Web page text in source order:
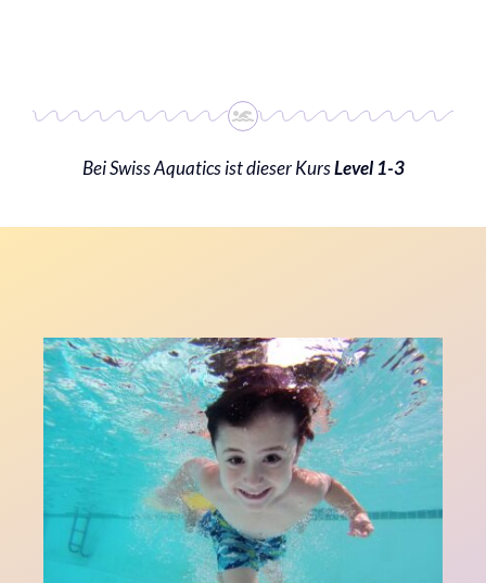
Bei Swiss Aquatics ist dieser KursLevel 1-3